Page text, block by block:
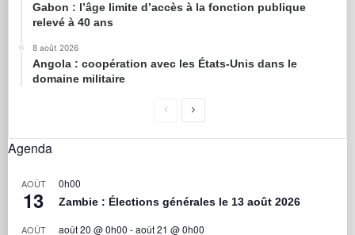
Gabon : l’âge limite d’accès à la fonction publique
relevé à 40 ans
8 août 2026
Angola : coopération avec les États-Unis dans le
domaine militaire
Agenda
AOÛT
13
0h00
Zambie : Élections générales le 13 août 2026
AOÛT août 20 @ 0h00 -août 21 @ 0h00